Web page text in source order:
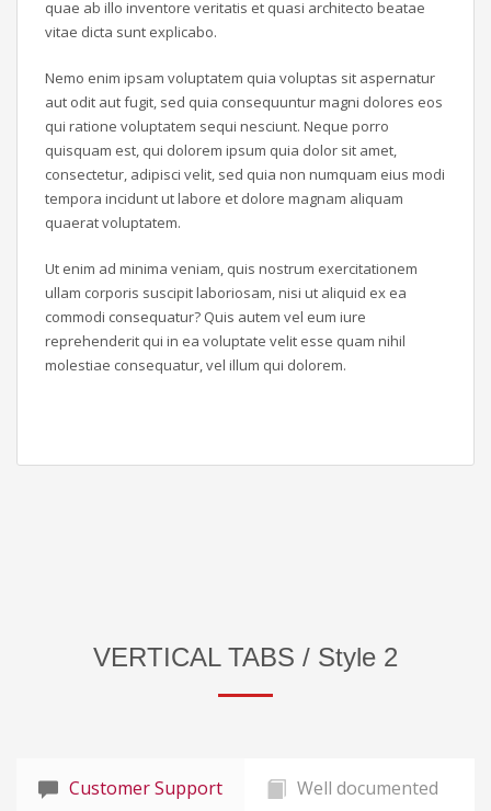
quae ab illo inventore veritatis et quasi architecto beatae
vitae dicta sunt explicabo.
Nemo enim ipsam voluptatem quia voluptas sit aspernatur
aut odit aut fugit, sed quia consequuntur magni dolores eos
qui ratione voluptatem sequi nesciunt. Neque porro
quisquam est, qui dolorem ipsum quia dolor sit amet,
consectetur, adipisci velit, sed quia non numquam eius modi
tempora incidunt ut labore et dolore magnam aliquam
quaerat voluptatem.
Ut enim ad minima veniam, quis nostrum exercitationem
ullam corporis suscipit laboriosam, nisi ut aliquid ex ea
commodi consequatur? Quis autem vel eum iure
reprehenderit qui in ea voluptate velit esse quam nihil
molestiae consequatur, vel illum qui dolorem.
VERTICAL TABS / Style 2
Customer Support Well documented